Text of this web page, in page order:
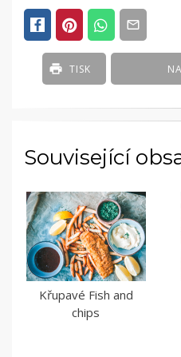
TISK
Související
Křupavé Fish and
chips